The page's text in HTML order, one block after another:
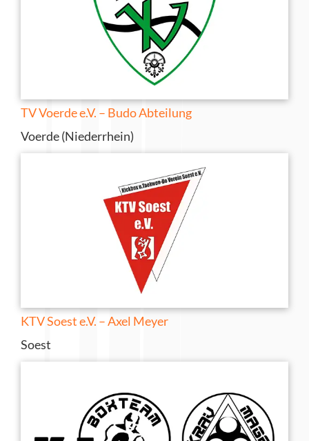
TV Voerde e.V. – Budo Abteilung
Voerde (Niederrhein)
KTV Soest e.V. – Axel Meyer
Soest